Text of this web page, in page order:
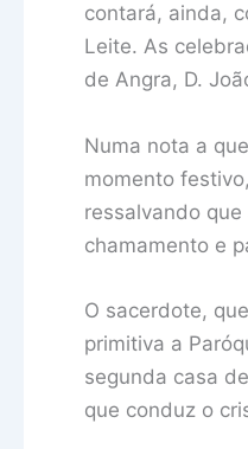
contará, ainda,
Leite. As
de Angra, D.
Numa nota a
momento
ressalvando
chamamento e
O sacerdote,
primitiva a
segunda casa
que conduz o